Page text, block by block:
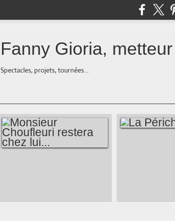
Fanny Gioria,
Spectacles, projets, tournées...
RESTERA CHEZ